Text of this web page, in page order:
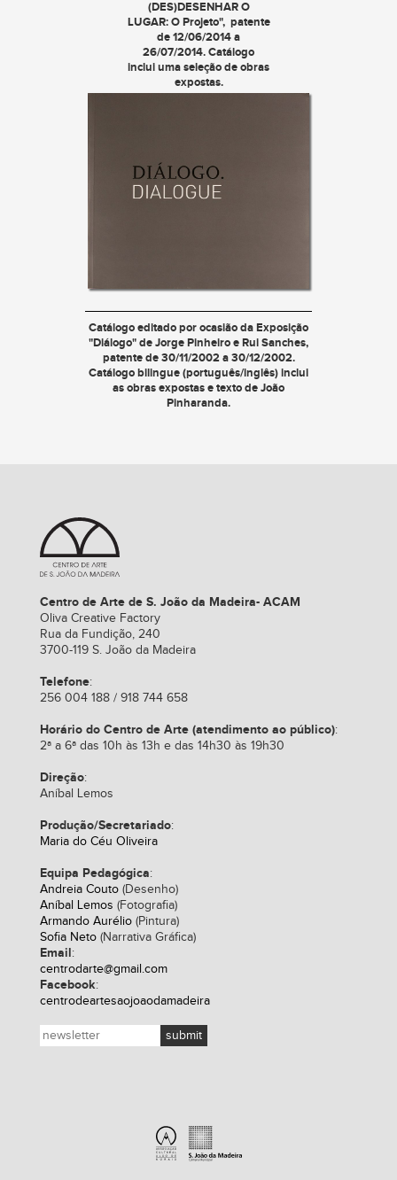
(DES)DESENHAR O
LUGAR: O Projeto", patente
de 12/06/2014 a
26/07/2014. Catálogo
inclui uma seleção de obras
expostas.
Catálogo editado por ocasião da Exposição
"Diálogo" de Jorge Pinheiro e Rui Sanches,
patente de 30/11/2002 a 30/12/2002.
Catálogo bilingue (português/inglês) inclui
as obras expostas e texto de João
Pinharanda.
Centro de Arte de S. João da Madeira- ACAM
Oliva Creative Factory
Rua da Fundição, 240
3700-119 S. João da Madeira
Telefone:
256 004 188 / 918 744 658
Horário do Centro de Arte (atendimento ao público):
2ª a 6ª das 10h às 13h e das 14h30 às 19h30
Direção:
Aníbal Lemos
Produção/Secretariado:
Maria do Céu Oliveira
Equipa Pedagógica:
Andreia Couto (Desenho)
Aníbal Lemos (Fotografia)
Armando Aurélio (Pintura)
Sofia Neto (Narrativa Gráfica)
Email:
centrodarte@gmail.com
Facebook:
centrodeartesaojoaodamadeira